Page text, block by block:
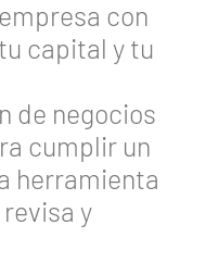
con
capital y tu
de negocios
cumplir un
herramienta
y